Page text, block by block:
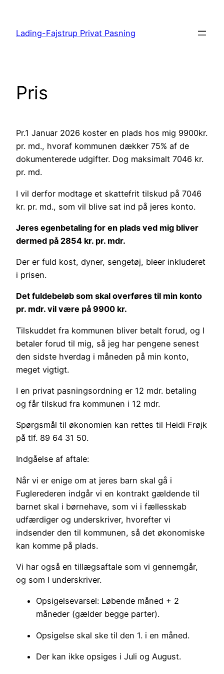
indhold
Lading-Fajstrup Privat Pasning
Pris
Pr.1 Januar 2026 koster en plads hos mig 9900kr.
pr. md., hvoraf kommunen dækker 75% af de
dokumenterede udgifter. Dog maksimalt 7046 kr.
pr. md.
I vil derfor modtage et skattefrit tilskud på 7046
kr. pr. md., som vil blive sat ind på jeres konto.
Jeres egenbetaling for en plads ved mig bliver
dermed på 2854 kr. pr. mdr.
Der er fuld kost, dyner, sengetøj, bleer inkluderet
i prisen.
Det fuldebeløb som skal overføres til min konto
pr. mdr. vil være på 9900 kr.
Tilskuddet fra kommunen bliver betalt forud, og I
betaler forud til mig, så jeg har pengene senest
den sidste hverdag i måneden på min konto,
meget vigtigt.
I en privat pasningsordning er 12 mdr. betaling
og får tilskud fra kommunen i 12 mdr.
Spørgsmål til økonomien kan rettes til Heidi Frøjk
på tlf. 89 64 31 50.
Indgåelse af aftale:
Når vi er enige om at jeres barn skal gå i
Fuglerederen indgår vi en kontrakt gældende til
barnet skal i børnehave, som vi i fællesskab
udfærdiger og underskriver, hvorefter vi
indsender den til kommunen, så det økonomiske
kan komme på plads.
Vi har også en tillægsaftale som vi gennemgår,
og som I underskriver.
Opsigelsevarsel: Løbende måned + 2
måneder (gælder begge parter).
Opsigelse skal ske til den 1. i en måned.
Der kan ikke opsiges i Juli og August.